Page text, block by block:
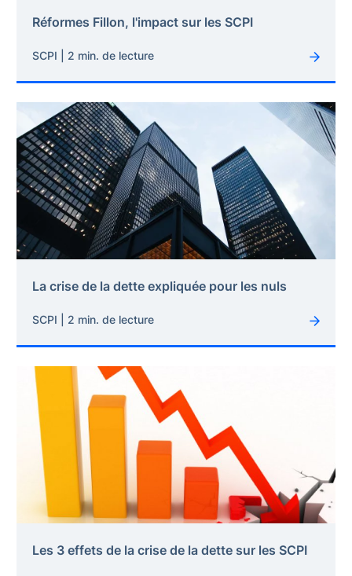
Réformes Fillon, l'impact sur les SCPI
SCPI | 2 min. de lecture
La crise de la dette expliquée pour les nuls
SCPI | 2 min. de lecture
Les 3 effets de la crise de la dette sur les SCPI